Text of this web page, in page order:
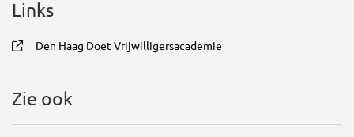
Links
Den Haag Doet Vrijwilligersacademie
, opent in nieuw tabblad
Zie ook